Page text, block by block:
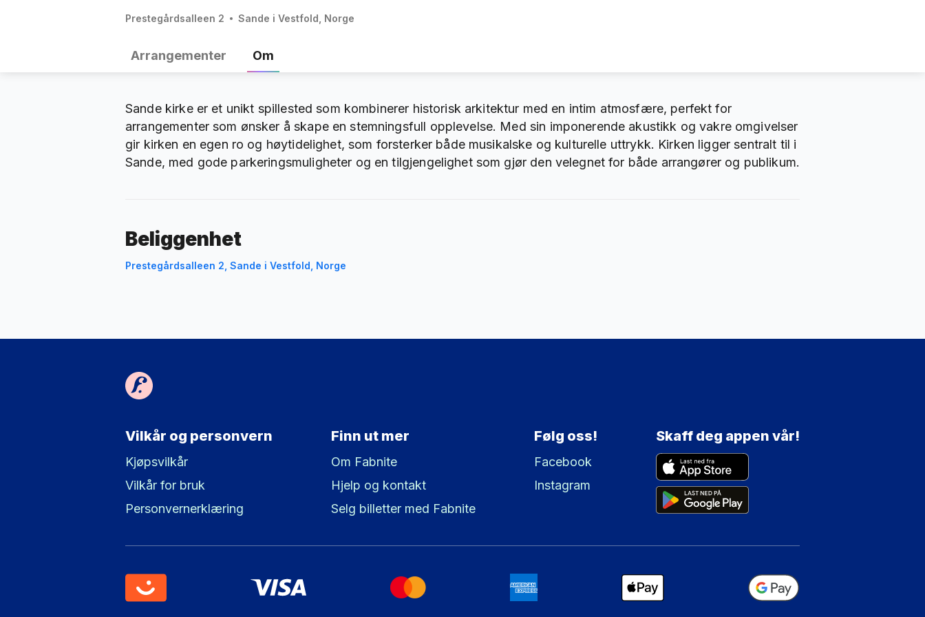
Prestegårdsalleen 2 Sande i Vestfold, Norge
Arrangementer Om
Sande kirke er et unikt spillested som kombinerer historisk arkitektur med en intim atmosfære, perfekt for
arrangementer som ønsker å skape en stemningsfull opplevelse. Med sin imponerende akustikk og vakre omgivelser
gir kirken en egen ro og høytidelighet, som forsterker både musikalske og kulturelle uttrykk. Kirken ligger sentralt til i
Sande, med gode parkeringsmuligheter og en tilgjengelighet som gjør den velegnet for både arrangører og publikum.
Beliggenhet
Prestegårdsalleen 2, Sande i Vestfold, Norge
Vilkår og personvern
Kjøpsvilkår
Vilkår for bruk
Personvernerklæring
Finn ut mer
Om Fabnite
Hjelp og kontakt
Selg billetter med Fabnite
Følg oss!
Facebook
Instagram
Skaff deg appen vår!